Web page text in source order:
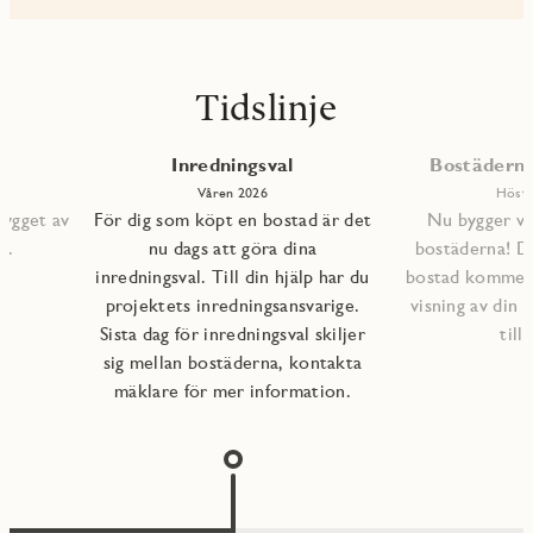
Tidslinje
av
Inredningsval
Våren 2026
För dig som köpt en bostad är det
nu dags att göra dina
inredningsval. Till din hjälp har du
projektets inredningsansvarige.
Sista dag för inredningsval skiljer
sig mellan bostäderna, kontakta
mäklare för mer information.
Nu bygger
bostäderna!
bostad
visning av din